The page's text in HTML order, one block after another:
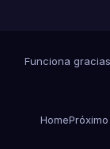
Funciona
HomePróximo